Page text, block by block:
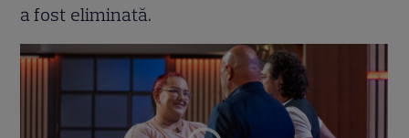
a fost eliminată.